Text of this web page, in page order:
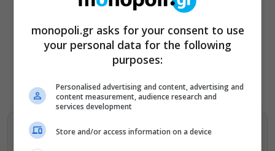
Βρείτε περισσότερα άρθρα μας στα αποτελέσματα
monopoli.gr asks for your consent to use
your personal data for the following
purposes:
Personalised advertising and content, advertising and
content measurement, audience research and
services development
Store and/or access information on a device